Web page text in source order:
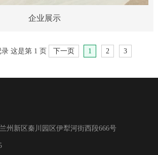
企业展示
这是第 1 页 下一页 1 2 3
州新区秦川园区伊犁河街西段666号